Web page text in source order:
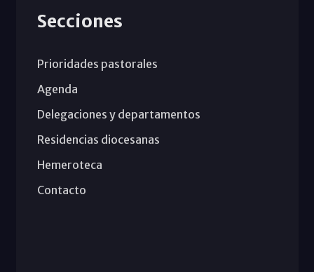
Secciones
Prioridades pastorales
Agenda
Delegaciones y departamentos
Residencias diocesanas
Hemeroteca
Contacto